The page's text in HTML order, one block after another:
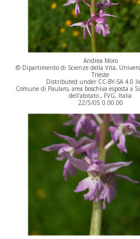
Andrea Moro
© Dipartimento di Scienze della Vita,
Trieste
Distributed under CC-BY-SA 4.0
Comune di Paularo, area boschiva esposta a
dell'abitato., FVG, Italia
22/5/05 0.00.00